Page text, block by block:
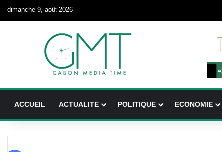
dimanche 9, août 2026
ACCUEIL ACTUALITE POLITIQUE ECONOMIE